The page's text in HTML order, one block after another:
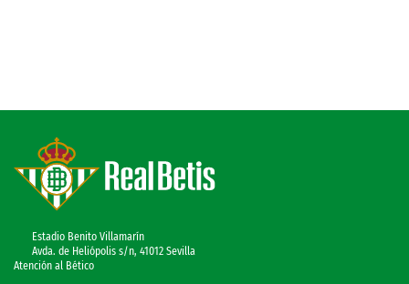
Estadio Benito Villamarín
Avda. de Heliópolis s/n, 41012 Sevilla
Atención al Bético